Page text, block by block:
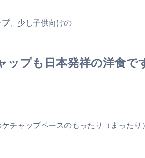
プ、少し子供向けの
ップも日本発祥の洋食で
チャップベースのもったり（まったり）